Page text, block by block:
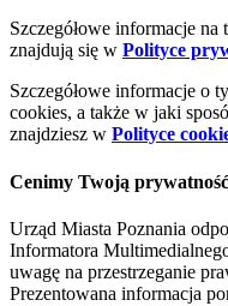
Szczegółowe informacje
znajdują się w Polityce
Szczegółowe informacje o
cookies, a także w jaki
znajdziesz w Polityce
Cenimy Twoją prywatność
Urząd Miasta Poznania
Informatora
uwagę na przestrzeganie
Prezentowana informacja